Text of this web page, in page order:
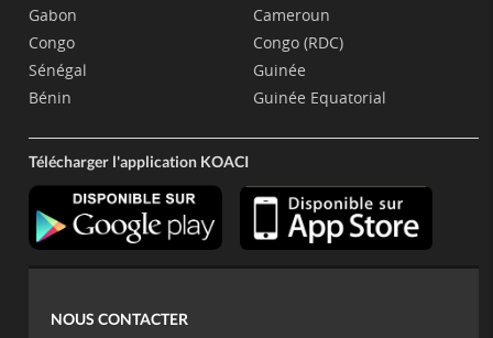
Gabon
Congo
Sénégal
Bénin
Cameroun
Congo (RDC)
Guinée
Guinée Equatorial
Télécharger l'application KOACI
NOUS CONTACTER